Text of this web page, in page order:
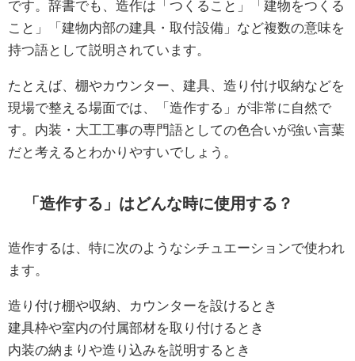
です。辞書でも、造作は「つくること」「建物をつくる
こと」「建物内部の建具・取付設備」など複数の意味を
持つ語として説明されています。
たとえば、棚やカウンター、建具、造り付け収納などを
現場で整える場面では、「造作する」が非常に自然で
す。内装・大工工事の専門語としての色合いが強い言葉
だと考えるとわかりやすいでしょう。
「造作する」はどんな時に使用する？
造作するは、特に次のようなシチュエーションで使われ
ます。
造り付け棚や収納、カウンターを設けるとき
建具枠や室内の付属部材を取り付けるとき
内装の納まりや造り込みを説明するとき